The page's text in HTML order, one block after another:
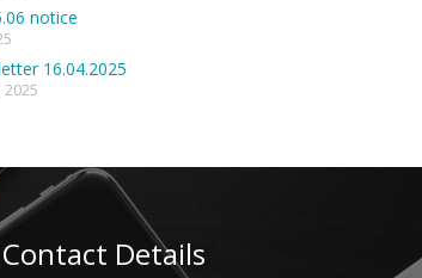
notice
16.04.2025
2025
Details